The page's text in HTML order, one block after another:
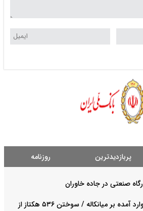
پربازدیدترین روزنامه
صنعتی در جاده خاوران
آخرین آمار از آسیب های وارد آمده بر میانکاله / سوختن ۵۳۶ هکتاز از